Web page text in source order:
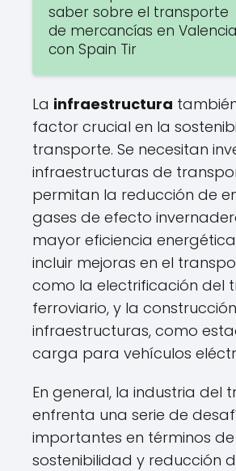
saber sobre el transporte
de mercancías en Valencia
con Spain Tir
La infraestructura
factor crucial en la
transporte. Se necesitan
infraestructuras de
permitan la reducción de
gases de efecto
mayor eficiencia
incluir mejoras en el
como la electrificación del
ferroviario, y la
infraestructuras, como
carga para vehículos
En general, la industria del
enfrenta una serie de
importantes en términos de
sostenibilidad y reducción